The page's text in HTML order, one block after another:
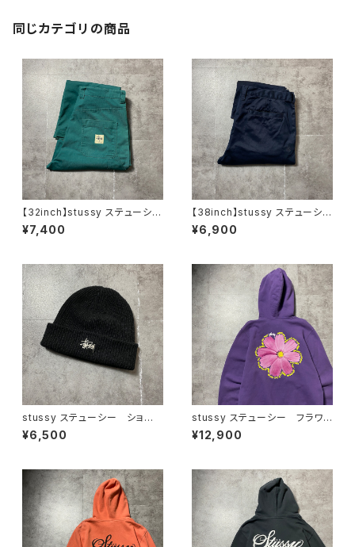
同じカテゴリの商品
【32inch】stussy ステューシ
ー ジッパーフライ グリー
ン ダブルニー ワークパンツ
¥7,400
【38inch】stussy ステューシ
ー ジッパーフライ SSリン
ク 刺繍ロゴ ネイビー クロ
¥6,900
stussy ステューシー ショー
ンフォント 刺繍ロゴ アクリル
100% ブラック 黒 ニット
¥6,500
stussy ステューシー フラワ
ー グラフィック バックプリン
ト パープル スウェット パー
¥12,900